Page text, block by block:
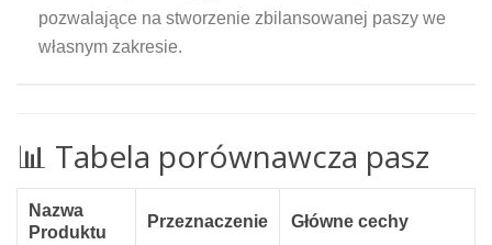
pozwalające na stworzenie zbilansowanej paszy we
własnym zakresie.
📊 Tabela porównawcza pasz
Nazwa
Produktu
Przeznaczenie Główne cechy